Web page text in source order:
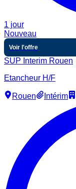
1 jour
Nouveau
Voir l'offre
SUP Interim Rouen
Etancheur H/F
Rouen Intérim